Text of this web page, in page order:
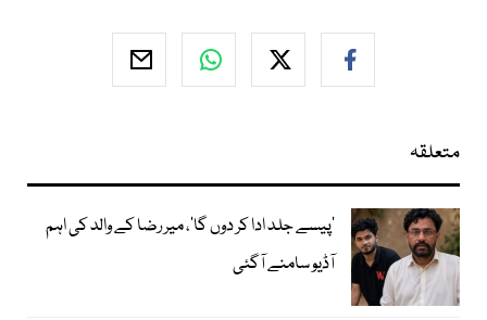
متعلقہ
’پیسے جلد ادا کر دوں گا‘، میر رضا کے والد کی اہم
آڈیو سامنے آگئی